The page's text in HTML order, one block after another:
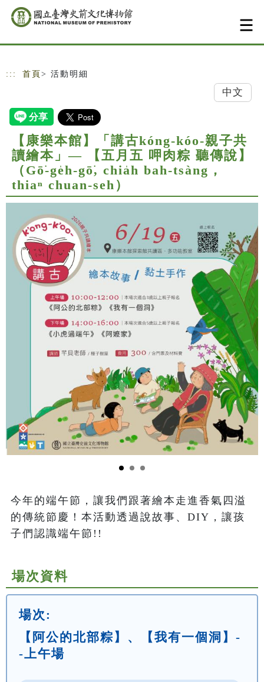
跳到主要內容
網站導覽
::: 首頁 > 活動明細
中文
【康樂本館】「講古kóng-kóo-親子共
讀繪本」— 【五月五 呷肉粽 聽傳說】
（Gō͘-ge̍h-gō͘, chia̍h bah-tsàng，
thiaⁿ chuan-seh）
今年的端午節，讓我們跟著繪本走進香氣四溢
的傳統節慶！本活動透過說故事、DIY，讓孩
子們認識端午節!!
場次資料
場次:
【阿公的北部粽】、【我有一個洞】-
-上午場